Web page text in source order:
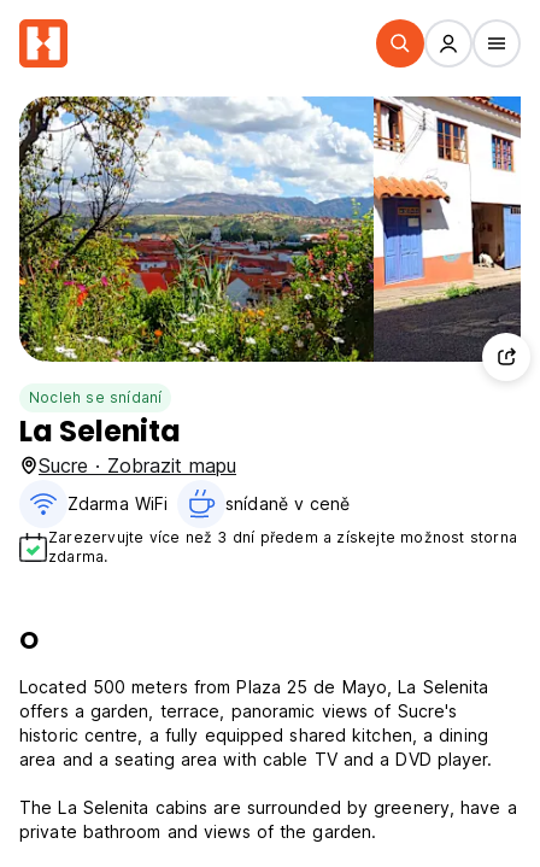
Nocleh se snídaní
La Selenita
Sucre · Zobrazit mapu
Zdarma WiFi snídaně v ceně‎
Zarezervujte více než 3 dní předem a získejte možnost storna
zdarma.
O
Located 500 meters from Plaza 25 de Mayo, La Selenita
offers a garden, terrace, panoramic views of Sucre's
historic centre, a fully equipped shared kitchen, a dining
area and a seating area with cable TV and a DVD player.
The La Selenita cabins are surrounded by greenery, have a
private bathroom and views of the garden.